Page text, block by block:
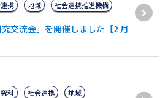
交流会」を開催しました【2 月
携 地域 社会連携推進機構
科 社会連携 地域